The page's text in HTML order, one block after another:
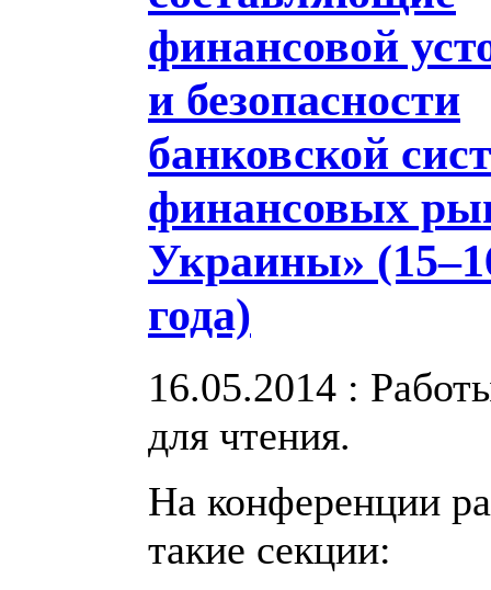
финансовой
и безопасности
банковской
финансовых
Украины»
года)
16.05.2014 :
для чтения.
На конференции
такие секции: